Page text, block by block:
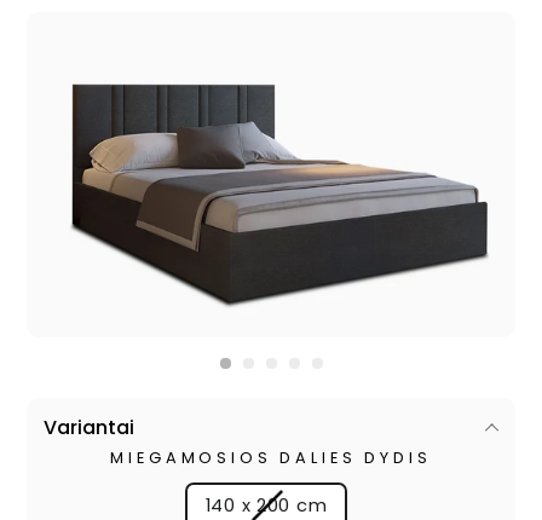
Variantai
MIEGAMOSIOS DALIES DYDIS
140 x 200 cm